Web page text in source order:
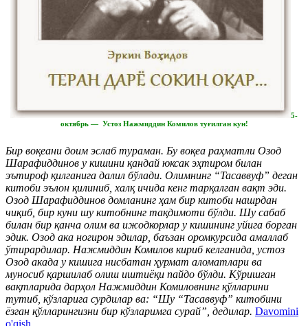
5-
октябрь — Устоз Нажмиддин Комилов туғилган кун!
Бир воқеани доим эслаб тураман. Бу воқеа раҳматли Озод
Шарафиддинов у кишини қандай юксак эҳтиром билан
эътироф қилганига далил бўлади. Олимнинг “Тасаввуф” деган
китоби эълон қилиниб, халқ ичида кенг тарқалган вақт эди.
Озод Шарафиддинов домланинг ҳам бир китоби нашрдан
чиқиб, бир куни шу китобнинг тақдимоти бўлди. Шу сабаб
билан бир қанча олим ва ижодкорлар у кишининг уйига борган
эдик. Озод ака ногирон эдилар, баъзан оромкурсида амаллаб
ўтирардилар. Нажмиддин Комилов кириб келганида, устоз
Озод акада у кишига нисбатан ҳурмат аломатлари ва
муносиб қаршилаб олиш иштиёқи пайдо бўлди. Кўришган
вақтларида дарҳол Нажмиддин Комиловнинг қўлларини
тутиб, кўзларига сурдилар ва: “Шу “Тасаввуф” китобини
ёзган қўлларингизни бир кўзларимга сурай”, дедилар. Davomini
o'qish